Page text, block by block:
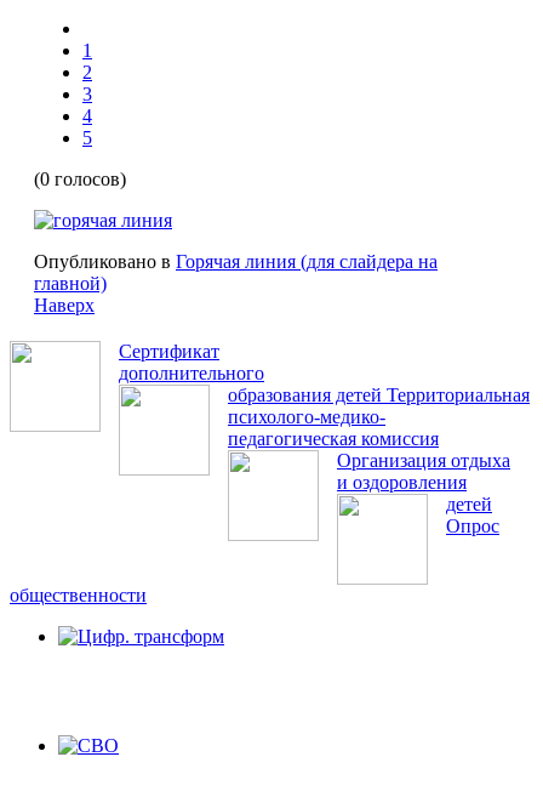
1
2
3
4
5
(0 голосов)
Опубликовано в Горячая линия (для слайдера на
главной)
Наверх
Сертификат
дополнительного
образования детей Территориальная
психолого-медико-
педагогическая комиссия
Организация отдыха
и оздоровления
детей
Опрос
общественности